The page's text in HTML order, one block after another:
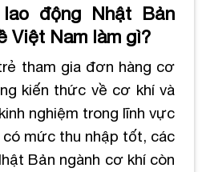
động Nhật Bản
Việt Nam làm gì?
tham gia đơn hàng cơ
kiến thức về cơ khí và
nghiệm trong lĩnh vực
có mức thu nhập tốt, các
Bản ngành cơ khí còn